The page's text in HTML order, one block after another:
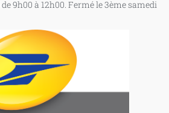
9h00 à 12h00. Fermé le 3ème samedi